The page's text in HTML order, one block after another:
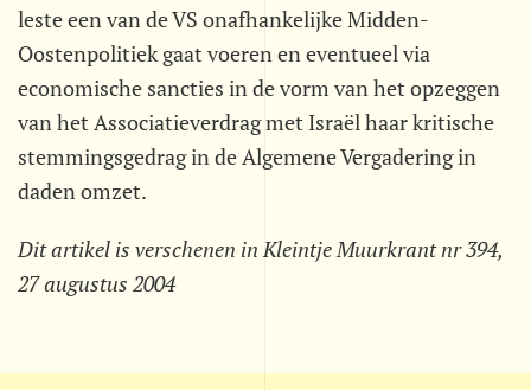
leste een van de VS onafhankelijke Midden-
Oostenpolitiek gaat voeren en eventueel via
economische sancties in de vorm van het opzeggen
van het Associatieverdrag met Israël haar kritische
stemmingsgedrag in de Algemene Vergadering in
daden omzet.
Dit artikel is verschenen in Kleintje Muurkrant nr 394,
27 augustus 2004